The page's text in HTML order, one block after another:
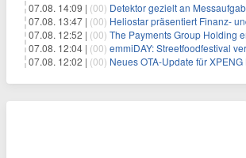
07.08. 14:09 | (00) Detektor gezielt an
07.08. 13:47 | (00) Heliostar präsentiert Finanz- und Betriebsergebnis für das zweite Quartal 2026
07.08. 12:52 | (00) The Payments Group Holding erzielt deutliche
07.08. 12:04 | (00) emmiDAY: Streetfoodfestival verbindet Genuss mit
07.08. 12:02 | (00) Neues OTA-Update für XPENG Modelle: XOS 5.9.5 erweitert